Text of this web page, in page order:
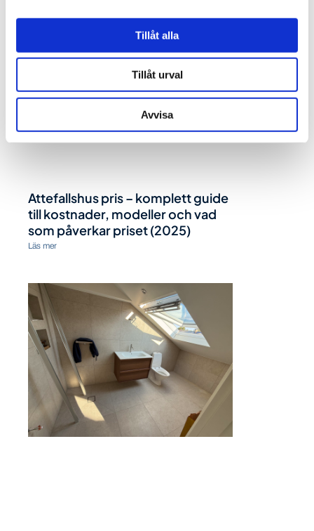
Tillåt alla
Tillåt urval
Avvisa
Attefallshus pris – komplett guide
till kostnader, modeller och vad
som påverkar priset (2025)
Läs mer